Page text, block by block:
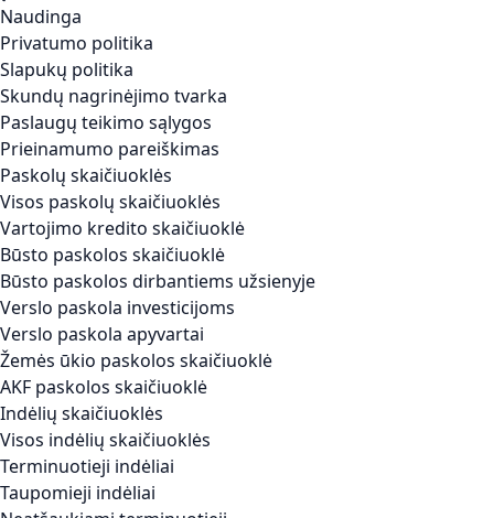
Naudinga
Privatumo politika
Slapukų politika
Skundų nagrinėjimo tvarka
Paslaugų teikimo sąlygos
Prieinamumo pareiškimas
Paskolų skaičiuoklės
Visos paskolų skaičiuoklės
Vartojimo kredito skaičiuoklė
Būsto paskolos skaičiuoklė
Būsto paskolos dirbantiems užsienyje
Verslo paskola investicijoms
Verslo paskola apyvartai
Žemės ūkio paskolos skaičiuoklė
AKF paskolos skaičiuoklė
Indėlių skaičiuoklės
Visos indėlių skaičiuoklės
Terminuotieji indėliai
Taupomieji indėliai